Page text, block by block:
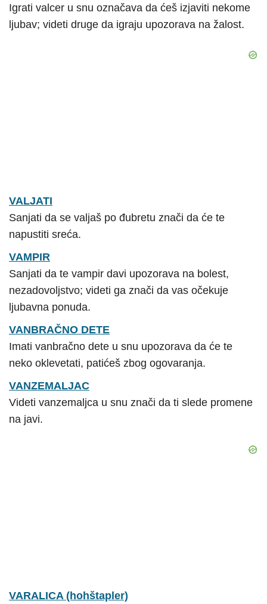
Igrati valcer u snu označava da ćeš izjaviti nekome
ljubav; videti druge da igraju upozorava na žalost.
VALJATI
Sanjati da se valjaš po đubretu znači da će te
napustiti sreća.
VAMPIR
Sanjati da te vampir davi upozorava na bolest,
nezadovoljstvo; videti ga znači da vas očekuje
ljubavna ponuda.
VANBRAČNO DETE
Imati vanbračno dete u snu upozorava da će te
neko oklevetati, patićeš zbog ogovaranja.
VANZEMALJAC
Videti vanzemaljca u snu znači da ti slede promene
na javi.
VARALICA (hohštapler)